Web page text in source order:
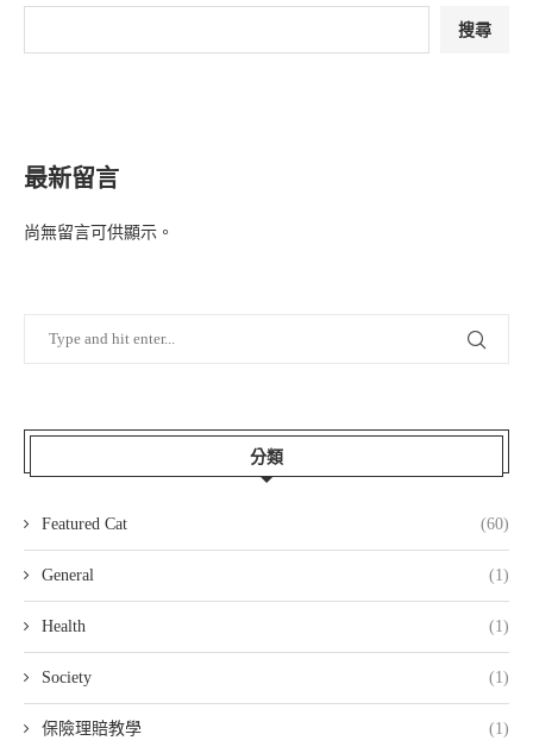
搜尋
最新留言
尚無留言可供顯示。
分類
Featured Cat (60)
General (1)
Health (1)
Society (1)
保險理賠教學 (1)